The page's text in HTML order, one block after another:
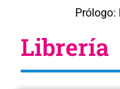
Prólogo:
Librería